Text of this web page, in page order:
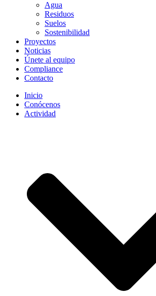
Agua
Residuos
Suelos
Sostenibilidad
Proyectos
Noticias
Únete al equipo
Compliance
Contacto
Inicio
Conócenos
Actividad